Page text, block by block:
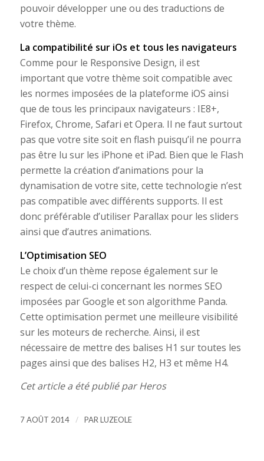
pouvoir développer une ou des traductions de
votre thème.
La compatibilité sur iOs et tous les navigateurs
Comme pour le Responsive Design, il est
important que votre thème soit compatible avec
les normes imposées de la plateforme iOS ainsi
que de tous les principaux navigateurs : IE8+,
Firefox, Chrome, Safari et Opera. Il ne faut surtout
pas que votre site soit en flash puisqu’il ne pourra
pas être lu sur les iPhone et iPad. Bien que le Flash
permette la création d’animations pour la
dynamisation de votre site, cette technologie n’est
pas compatible avec différents supports. Il est
donc préférable d’utiliser Parallax pour les sliders
ainsi que d’autres animations.
L’Optimisation SEO
Le choix d’un thème repose également sur le
respect de celui-ci concernant les normes SEO
imposées par Google et son algorithme Panda.
Cette optimisation permet une meilleure visibilité
sur les moteurs de recherche. Ainsi, il est
nécessaire de mettre des balises H1 sur toutes les
pages ainsi que des balises H2, H3 et même H4.
Cet article a été publié par Heros
7 AOÛT 2014 / PAR LUZEOLE